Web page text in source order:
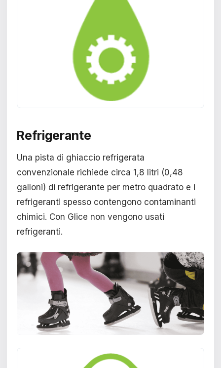
Refrigerante
Una pista di ghiaccio refrigerata
convenzionale richiede circa 1,8 litri (0,48
galloni) di refrigerante per metro quadrato e i
refrigeranti spesso contengono contaminanti
chimici. Con Glice non vengono usati
refrigeranti.